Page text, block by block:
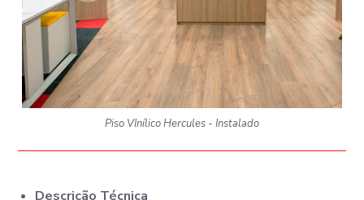
Piso VInílico Hercules - Instalado
Descrição Técnica